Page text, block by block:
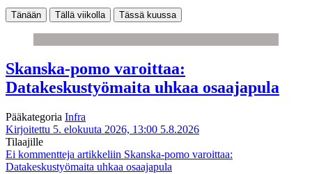
Tänään Tällä viikolla Tässä kuussa
Skanska-pomo varoittaa:
Datakeskustyömaita uhkaa osaajapula
Pääkategoria Infra
Kirjoitettu 5. elokuuta 2026, 13:00 5.8.2026
Tilaajille
Ei kommentteja artikkeliin Skanska-pomo varoittaa:
Datakeskustyömaita uhkaa osaajapula